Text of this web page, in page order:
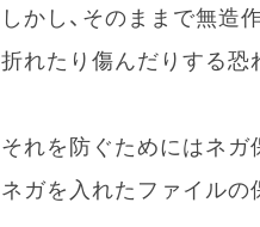
しかし、そのままで無造
折れたり傷んだりする恐
それを防ぐためにはネガ
ネガを入れたファイルの